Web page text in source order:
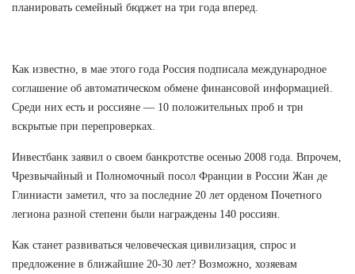
планировать семейный бюджет на три года вперед.
Как известно, в мае этого года Россия подписала международное
соглашение об автоматическом обмене финансовой информацией.
Среди них есть и россияне — 10 положительных проб и три
вскрытые при перепроверках.
Инвестбанк заявил о своем банкротстве осенью 2008 года. Впрочем,
Чрезвычайный и Полномочный посол Франции в России Жан де
Глиниасти заметил, что за последние 20 лет орденом Почетного
легиона разной степени были награждены 140 россиян.
Как станет развиваться человеческая цивилизация, спрос и
предложение в ближайшие 20-30 лет? Возможно, хозяевам